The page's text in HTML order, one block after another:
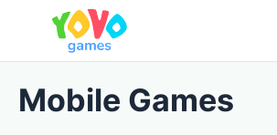
Mobile Games